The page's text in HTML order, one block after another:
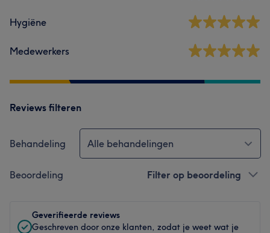
Hygiëne
Medewerkers
Reviews filteren
Behandeling Alle behandelingen
Beoordeling Filter op beoordeling
Geverifieerde reviews
Geschreven door onze klanten, zodat je weet wat je